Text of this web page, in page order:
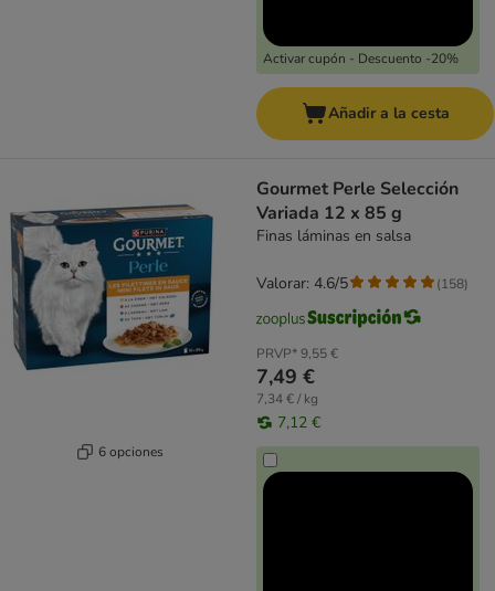
Activar cupón - Descuento -20%
Añadir a la cesta
6 opciones
Gourmet Perle Selección
Variada 12 x 85 g
Finas láminas en salsa
PRVP*9,55 €
7,49 €
7,34 € / kg
7,12 €
Valorar: 4.6/5 (158)